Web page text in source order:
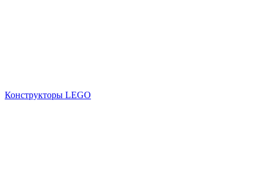
Конструкторы LEGO